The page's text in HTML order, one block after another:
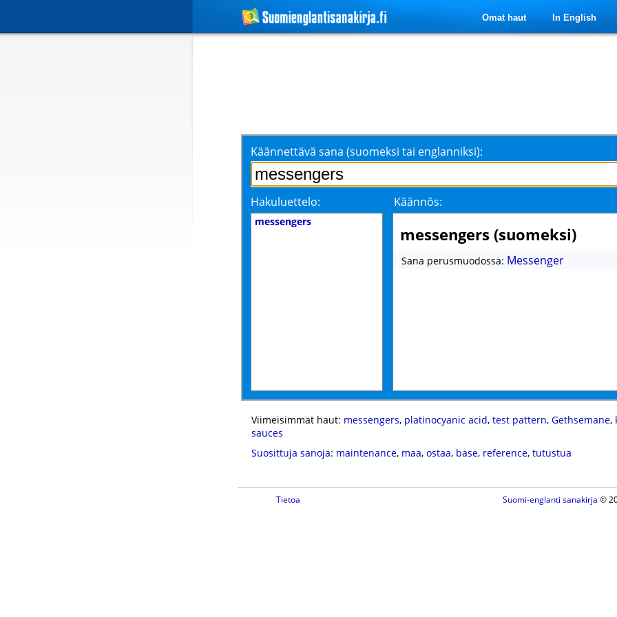
Omat haut In English
Käännettävä sana (suomeksi tai englanniksi):
Hakuluettelo: Käännös:
messengers
messengers (suomeksi)
Sana perusmuodossa: Messenger
Viimeisimmät haut: messengers, platinocyanic acid, test pattern, Gethsemane,
sauces
Suosittuja sanoja: maintenance, maa, ostaa, base, reference, tutustua
Tietoa Suomi-englanti sanakirja ©